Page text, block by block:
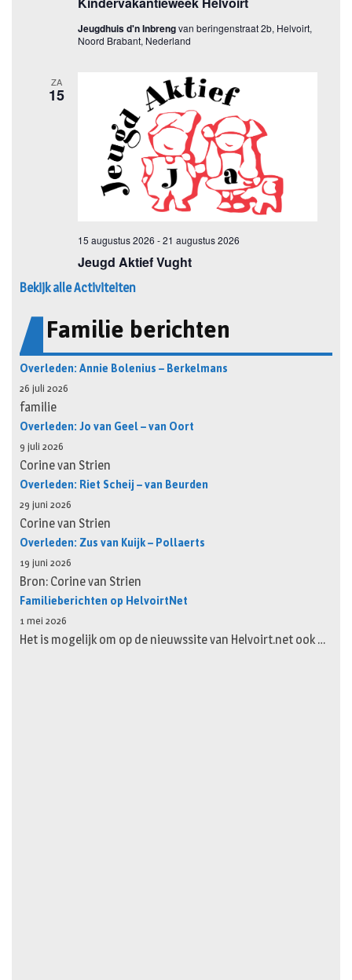
Bekijk alle Activiteiten
Familie berichten
Overleden: Annie Bolenius – Berkelmans
26 juli 2026
familie
Overleden: Jo van Geel – van Oort
9 juli 2026
Corine van Strien
Overleden: Riet Scheij – van Beurden
29 juni 2026
Corine van Strien
Overleden: Zus van Kuijk – Pollaerts
19 juni 2026
Bron: Corine van Strien
Familieberichten op HelvoirtNet
1 mei 2026
Het is mogelijk om op de nieuwssite van Helvoirt.net ook …